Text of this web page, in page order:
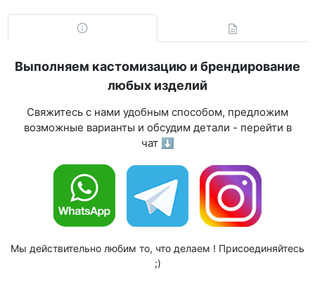
Выполняем кастомизацию и брендирование
любых изделий
Свяжитесь с нами удобным способом, предложим
возможные варианты и обсудим детали - перейти в
чат ⬇
Мы действительно любим то, что делаем ! Присоединяйтесь
;)